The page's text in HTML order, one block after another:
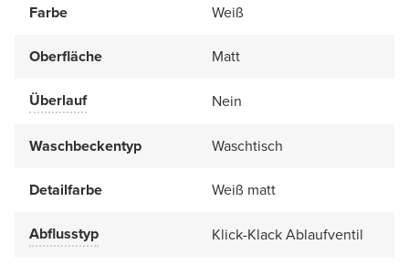
Farbe Weiß
Oberfläche Matt
Überlauf Nein
Waschbeckentyp Waschtisch
Detailfarbe Weiß matt
Abflusstyp Klick-Klack Ablaufventil